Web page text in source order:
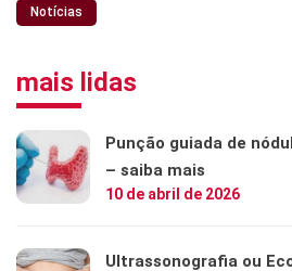
Notícias
mais lidas
Punção guiada de
– saiba mais
10 de abril de 2026
Ultrassonografia ou